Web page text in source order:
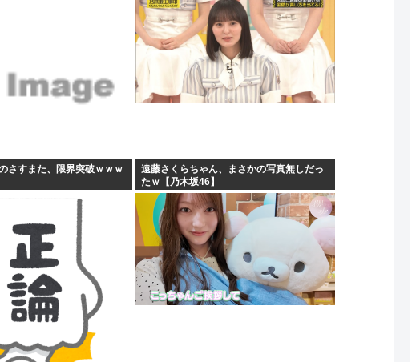
さすまた、限界突破ｗｗｗ
遠藤さくらちゃん、まさかの写真無しだっ
たｗ【乃木坂46】